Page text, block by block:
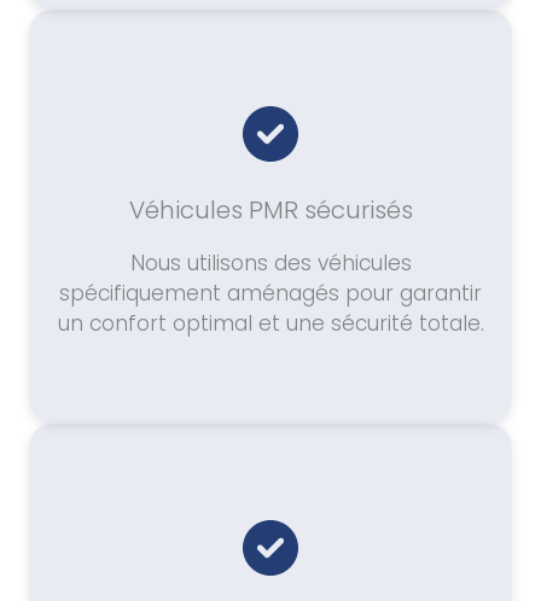
Véhicules PMR sécurisés
Nous utilisons des véhicules
spécifiquement aménagés pour garantir
un confort optimal et une sécurité totale.